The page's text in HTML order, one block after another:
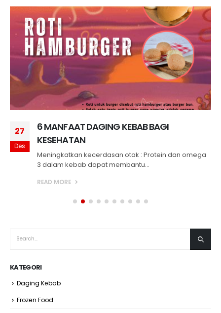
27
Des
6 MANFAAT DAGING KEBAB BAGI
KESEHATAN
Meningkatkan kecerdasan otak : Protein dan omega
3 dalam kebab dapat membantu...
READ MORE
KATEGORI
Daging Kebab
Frozen Food